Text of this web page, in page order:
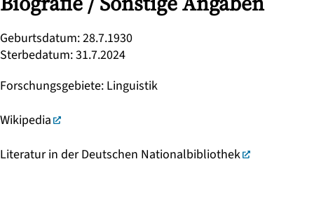
Geburtsdatum:28.7.1930
Sterbedatum:31.7.2024
Forschungsgebiete: Linguistik
Wikipedia
Literatur in der Deutschen Nationalbibliothek